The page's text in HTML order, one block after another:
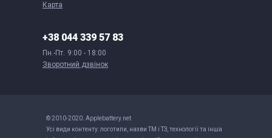
Карта
+38 044 339 57 83
Пн.-Пт. 9:00 - 18:00
Зворотний дзвінок
© 2010-2020. Applebattery.net
Усі види контенту: логотипи, назви ТМ і ТЗ, технології та інша